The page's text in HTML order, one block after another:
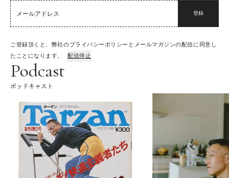
登録
ご登録頂くと、弊社のプライバシーポリシーとメールマガジンの配信に同意し
たことになります。
配信停止
Podcast
ポッドキャスト